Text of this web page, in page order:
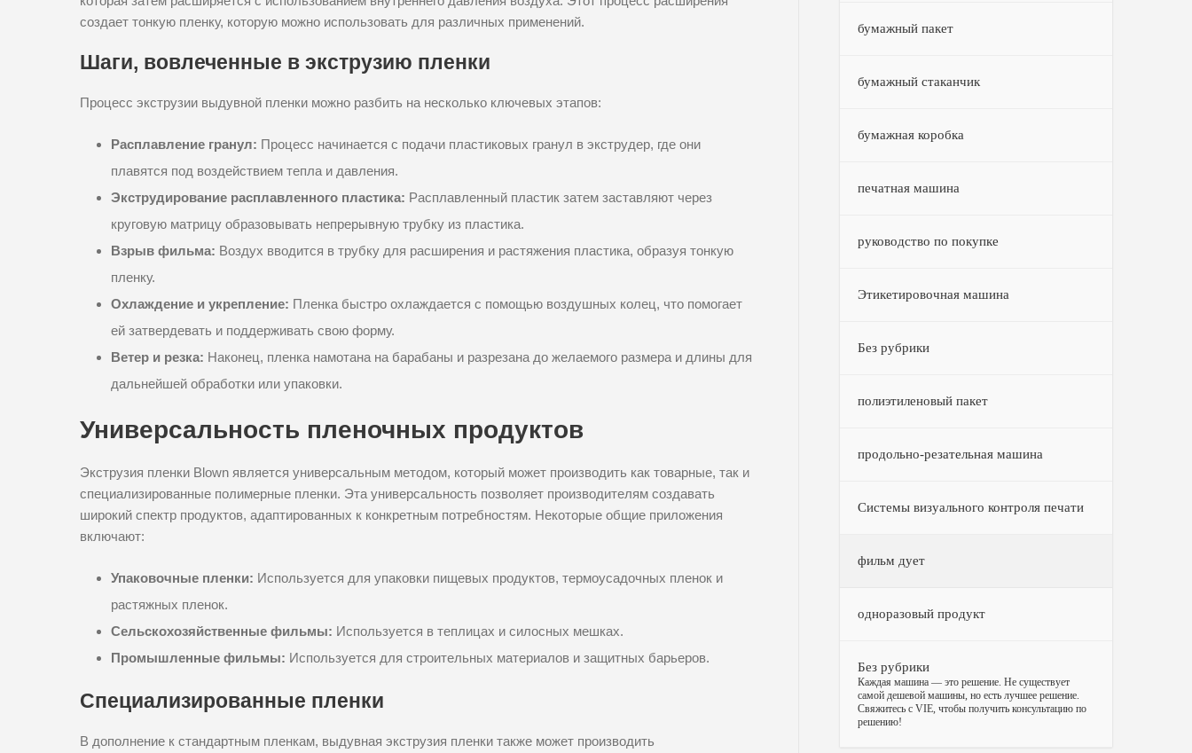
создает тонкую пленку, которую можно использовать для различных применений.
Шаги, вовлеченные в экструзию пленки
Процесс экструзии выдувной пленки можно разбить на несколько ключевых этапов:
Расплавление гранул: Процесс начинается с подачи пластиковых гранул в экструдер, где они
плавятся под воздействием тепла и давления.
Экструдирование расплавленного пластика: Расплавленный пластик затем заставляют через
круговую матрицу образовывать непрерывную трубку из пластика.
Взрыв фильма: Воздух вводится в трубку для расширения и растяжения пластика, образуя тонкую
пленку.
Охлаждение и укрепление: Пленка быстро охлаждается с помощью воздушных колец, что помогает
ей затвердевать и поддерживать свою форму.
Ветер и резка: Наконец, пленка намотана на барабаны и разрезана до желаемого размера и длины для
дальнейшей обработки или упаковки.
Универсальность пленочных продуктов
Экструзия пленки Blown является универсальным методом, который может производить как товарные, так и
специализированные полимерные пленки. Эта универсальность позволяет производителям создавать
широкий спектр продуктов, адаптированных к конкретным потребностям. Некоторые общие приложения
включают:
Упаковочные пленки: Используется для упаковки пищевых продуктов, термоусадочных пленок и
растяжных пленок.
Сельскохозяйственные фильмы: Используется в теплицах и силосных мешках.
Промышленные фильмы: Используется для строительных материалов и защитных барьеров.
Специализированные пленки
В дополнение к стандартным пленкам, выдувная экструзия пленки также может производить
бумажный пакет
бумажный стаканчик
бумажная коробка
печатная машина
руководство по покупке
Этикетировочная машина
Без рубрики
полиэтиленовый пакет
продольно-резательная машина
Системы визуального контроля печати
фильм дует
одноразовый продукт
Без рубрики
–
Каждая машина — это решение. Не существует
самой дешевой машины, но есть лучшее решение.
Свяжитесь с VIE, чтобы получить консультацию по
решению!